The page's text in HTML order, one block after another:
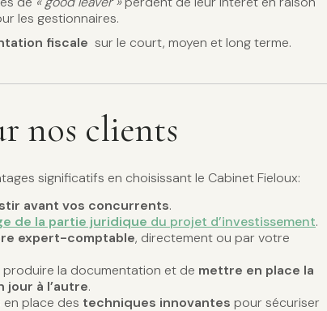
les gestionnaires.
fiscale sur le court, moyen et long terme.
nos clients
significatifs en choisissant le Cabinet Fieloux:
avant vos concurrents.
de la partie juridique du projet d’investissement.
expert-comptable, directement ou par votre
produire la documentation et de mettre en place la
jour à l’autre.
place des techniques innovantes pour sécuriser